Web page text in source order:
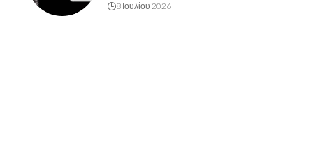
8 Ιουλίου 2026